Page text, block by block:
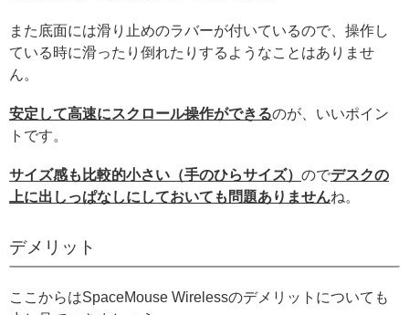
また底面には滑り止めのラバーが付いているので、操作し
ている時に滑ったり倒れたりするようなことはありませ
ん。
安定して高速にスクロール操作ができるのが、いいポイン
トです。
サイズ感も比較的小さい（手のひらサイズ） のでデスクの
上に出しっぱなしにしておいても問題ありませんね。
デメリット
ここからはSpaceMouse Wirelessのデメリットについても